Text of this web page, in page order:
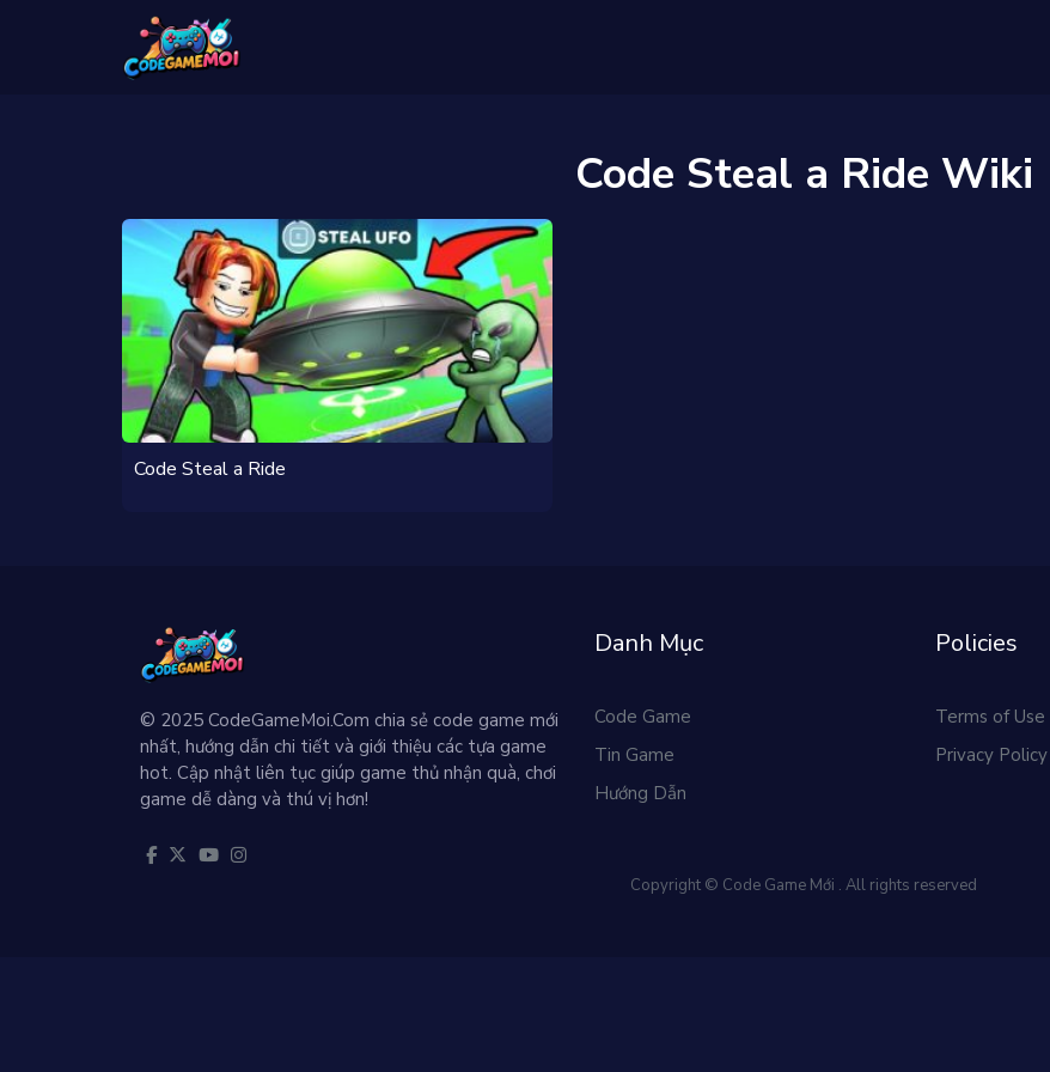
Code Steal a Ride Wiki
Code Steal a Ride
© 2025 CodeGameMoi.Com chia sẻ code game mới
nhất, hướng dẫn chi tiết và giới thiệu các tựa game
hot. Cập nhật liên tục giúp game thủ nhận quà, chơi
game dễ dàng và thú vị hơn!
Danh Mục
Code Game
Tin Game
Hướng Dẫn
Policies
Terms of Use
Privacy Policy
Copyright © Code Game Mới . All rights reserved